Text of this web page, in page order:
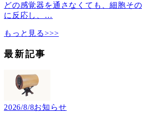
どの感覚器を通さなくても、細胞そ
に反応し、 …
もっと見る>>>
最新記事
2026/8/8お知らせ